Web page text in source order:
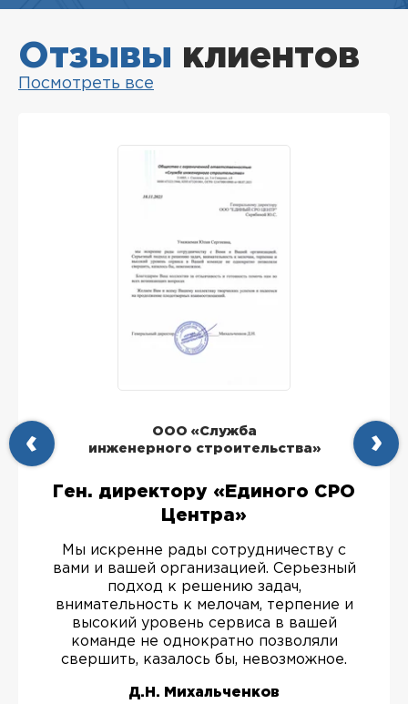
Отзывы клиентов
Посмотреть все
ООО «Служба
инженерного строительства»
Ген. директору «Единого СРО
Центра»
Мы искренне рады сотрудничеству с
вами и вашей организацией. Серьезный
подход к решению задач,
внимательность к мелочам, терпение и
высокий уровень сервиса в вашей
команде не однократно позволяли
свершить, казалось бы, невозможное.
Д.Н. Михальченков